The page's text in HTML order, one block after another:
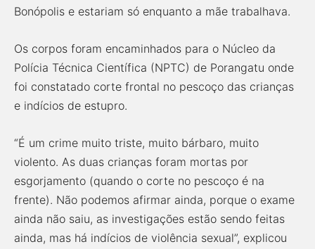
Bonópolis e estariam só enquanto a mãe trabalhava.
Os corpos foram encaminhados para o Núcleo da
Polícia Técnica Científica (NPTC) de Porangatu onde
foi constatado corte frontal no pescoço das crianças
e indícios de estupro.
“É um crime muito triste, muito bárbaro, muito
violento. As duas crianças foram mortas por
esgorjamento (quando o corte no pescoço é na
frente). Não podemos afirmar ainda, porque o exame
ainda não saiu, as investigações estão sendo feitas
ainda, mas há indícios de violência sexual”, explicou